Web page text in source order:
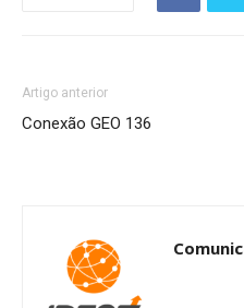
Artigo anterior
Conexão GEO 136